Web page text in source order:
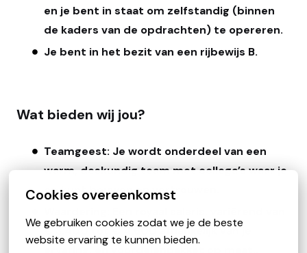
Cookies overeenkomst
We gebruiken cookies zodat we je de beste
website ervaring te kunnen bieden.
en je bent in staat om zelfstandig (binnen
de kaders van de opdrachten) te opereren.
Je bent in het bezit van een rijbewijs B.
Wat bieden wij jou?
Teamgeest: Je wordt onderdeel van een
warm, deskundig team met collega’s waar je
op kunt bouwen en vertrouwen.
€ 3.400 tot € 4.600 afhankelijk van je